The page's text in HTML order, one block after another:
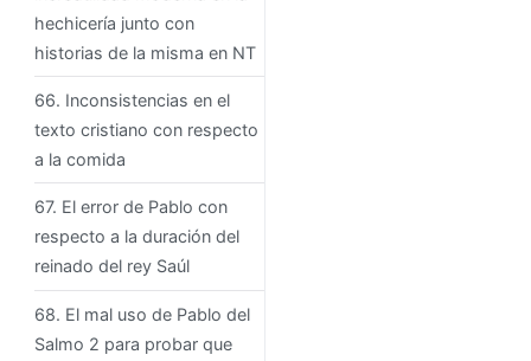
hechicería junto con
historias de la misma en NT
66. Inconsistencias en el
texto cristiano con respecto
a la comida
67. El error de Pablo con
respecto a la duración del
reinado del rey Saúl
68. El mal uso de Pablo del
Salmo 2 para probar que